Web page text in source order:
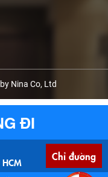
Nina Co, Ltd
ĐI
HCM Chỉ đường